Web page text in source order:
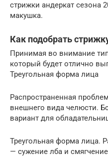
стрижки андеркат сезона
макушка.
Как подобрать
Принимая во внимание
который будет отлично
Треугольная форма лица
Распространенная
внешнего вида челюсти.
вариант для
Треугольная форма лица.
— сужение лба и